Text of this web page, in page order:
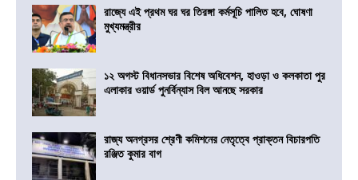
রাজ্যে এই প্রথম ঘর ঘর তিরঙ্গা কর্মসূচি পালিত হবে, ঘোষণা
মুখ্যমন্ত্রীর
১২ অগস্ট বিধানসভার বিশেষ অধিবেশন, হাওড়া ও কলকাতা পুর
এলাকার ওয়ার্ড পুনর্বিন্যাস বিল আনছে সরকার
রাজ্য অনগ্রসর শ্রেণী কমিশনের নেতৃত্বে প্রাক্তন বিচারপতি
রঞ্জিত কুমার বাগ